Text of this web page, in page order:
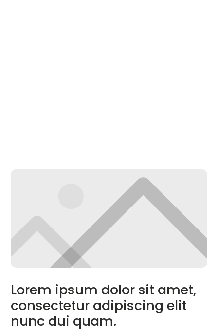
Lorem ipsum dolor sit amet,
consectetur adipiscing elit
nunc dui quam.